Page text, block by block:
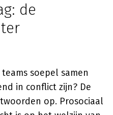
de
soepel samen
in conflict zijn? De
op. Prosociaal